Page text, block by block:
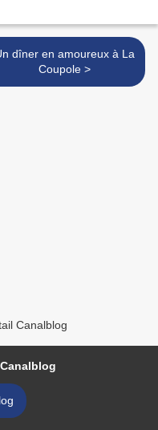
dîner en amoureux à La
Coupole >
Canalblog